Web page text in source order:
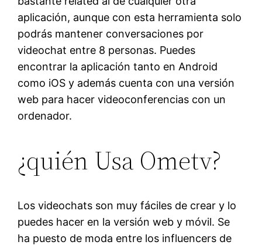
aplicación, aunque con esta herramienta solo
podrás mantener conversaciones por
videochat entre 8 personas. Puedes
encontrar la aplicación tanto en Android
como iOS y además cuenta con una versión
web para hacer videoconferencias con un
ordenador.
¿quién Usa Ometv?
Los videochats son muy fáciles de crear y lo
puedes hacer en la versión web y móvil. Se
ha puesto de moda entre los influencers de